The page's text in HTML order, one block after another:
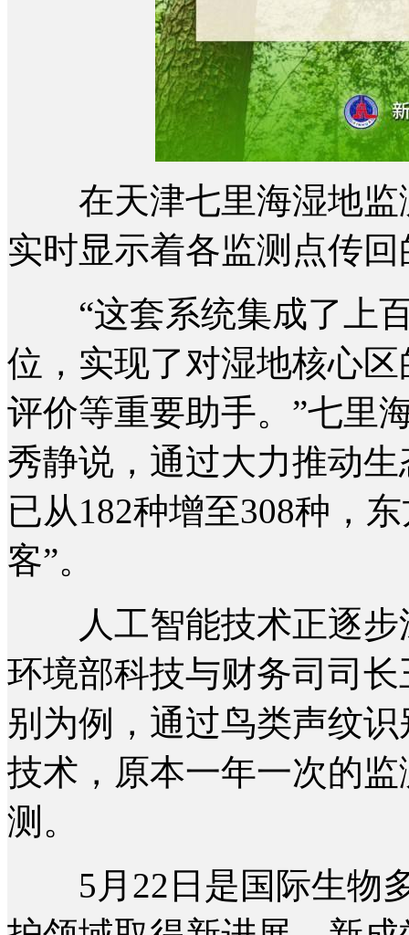
在天津七里海湿地监
实时显示着各监测点传
“这套系统集成了上百
位，实现了对湿地核心
评价等重要助手。”七里
秀静说，通过大力推动
已从182种增至308种，
客”。
人工智能技术正逐步
环境部科技与财务司司
别为例，通过鸟类声纹
技术，原本一年一次的
测。
5月22日是国际生物多